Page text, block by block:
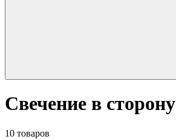
Свечение в сторону
10 товаров